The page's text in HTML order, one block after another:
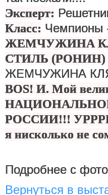
Эксперт:
Класс: Чемпионы
ЖЕМЧУЖИНА
СТИЛЬ (РОНИН)
ЖЕМЧУЖИНА
BOS! И. Мой
РОССИИ!!!
я нисколько не
Подробнее с
Вернуться в